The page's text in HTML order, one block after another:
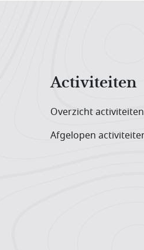
Activiteiten
Overzicht activiteiten
Afgelopen